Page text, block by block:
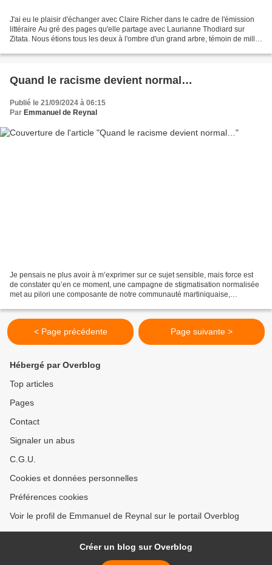
J'ai eu le plaisir d'échanger avec Claire Richer dans le cadre de l'émission
littéraire Au gré des pages qu'elle partage avec Laurianne Thodiard sur
Zitata. Nous étions tous les deux à l'ombre d'un grand arbre, témoin de mille
Quand le racisme devient normal…
Publié le 21/09/2024 à 06:15
Par Emmanuel de Reynal
Je pensais ne plus avoir à m’exprimer sur ce sujet sensible, mais force est
de constater qu’en ce moment, une campagne de stigmatisation normalisée
met au pilori une composante de notre communauté martiniquaise,
< Page précédente Page suivante >
Hébergé par Overblog
Top articles
Pages
Contact
Signaler un abus
C.G.U.
Cookies et données personnelles
Préférences cookies
Voir le profil de Emmanuel de Reynal sur le portail Overblog
Créer un blog sur Overblog